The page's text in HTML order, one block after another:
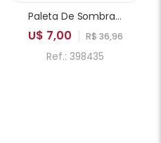
Paleta De Sombras ICANDY Sweetie Cake 35A 35 Cores
U$ 7,00 R$ 36,96
Ref.: 398435